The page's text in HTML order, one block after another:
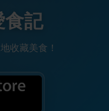
食記
收藏美食！